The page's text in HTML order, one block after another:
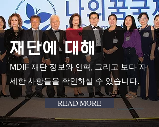
재단에 대해
MDIF 재단 정보와 연혁, 그리고 보다 자
세한 사항들을 확인하실 수 있습니다.
READ MORE